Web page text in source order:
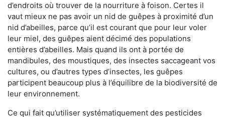
d’endroits où trouver de la nourriture à foison. Certes il
vaut mieux ne pas avoir un nid de guêpes à proximité d’un
nid d’abeilles, parce qu’il est courant que pour leur voler
leur miel, des guêpes aient décimé des populations
entières d’abeilles. Mais quand ils ont à portée de
mandibules, des moustiques, des insectes saccageant vos
cultures, ou d’autres types d’insectes, les guêpes
participent beaucoup plus à l’équilibre de la biodiversité de
leur environnement.
Ce qui fait qu’utiliser systématiquement des pesticides